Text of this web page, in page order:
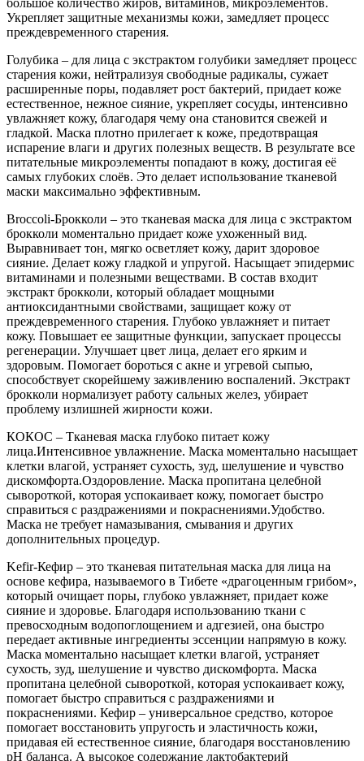
Укрепляет защитные механизмы кожи, замедляет процесс
преждевременного старения.
Голубика – для лица с экстрактом голубики замедляет процесс
старения кожи, нейтрализуя свободные радикалы, сужает
расширенные поры, подавляет рост бактерий, придает коже
естественное, нежное сияние, укрепляет сосуды, интенсивно
увлажняет кожу, благодаря чему она становится свежей и
гладкой. Маска плотно прилегает к коже, предотвращая
испарение влаги и других полезных веществ. В результате все
питательные микроэлементы попадают в кожу, достигая её
самых глубоких слоёв. Это делает использование тканевой
маски максимально эффективным.
Broccoli-Брокколи – это тканевая маска для лица с экстрактом
брокколи моментально придает коже ухоженный вид.
Выравнивает тон, мягко осветляет кожу, дарит здоровое
сияние. Делает кожу гладкой и упругой. Насыщает эпидермис
витаминами и полезными веществами. В состав входит
экстракт брокколи, который обладает мощными
антиоксидантными свойствами, защищает кожу от
преждевременного старения. Глубоко увлажняет и питает
кожу. Повышает ее защитные функции, запускает процессы
регенерации. Улучшает цвет лица, делает его ярким и
здоровым. Помогает бороться с акне и угревой сыпью,
способствует скорейшему заживлению воспалений. Экстракт
брокколи нормализует работу сальных желез, убирает
проблему излишней жирности кожи.
КОКОС – Тканевая маска глубоко питает кожу
лица.Интенсивное увлажнение. Маска моментально насыщает
клетки влагой, устраняет сухость, зуд, шелушение и чувство
дискомфорта.Оздоровление. Маска пропитана целебной
сывороткой, которая успокаивает кожу, помогает быстро
справиться с раздражениями и покраснениями.Удобство.
Маска не требует намазывания, смывания и других
дополнительных процедур.
Kefir-Кефир – это тканевая питательная маска для лица на
основе кефира, называемого в Тибете «драгоценным грибом»,
который очищает поры, глубоко увлажняет, придает коже
сияние и здоровье. Благодаря использованию ткани с
превосходным водопоглощением и адгезией, она быстро
передает активные ингредиенты эссенции напрямую в кожу.
Маска моментально насыщает клетки влагой, устраняет
сухость, зуд, шелушение и чувство дискомфорта. Маска
пропитана целебной сывороткой, которая успокаивает кожу,
помогает быстро справиться с раздражениями и
покраснениями. Кефир – универсальное средство, которое
помогает восстановить упругость и эластичность кожи,
придавая ей естественное сияние, благодаря восстановлению
pH баланса. А высокое содержание лактобактерий